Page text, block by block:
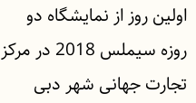
اولین روز از نمایشگاه دو
روزه سیملس 2018 در مرکز
تجارت جهانی شهر دبی